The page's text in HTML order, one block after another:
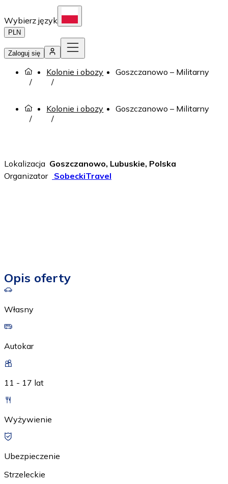
Wybierz język
PLN
Zaloguj się
Kolonie i obozy Goszczanowo – Militarny
Kolonie i obozy Goszczanowo – Militarny
Lokalizacja Goszczanowo, Lubuskie, Polska
Organizator
SobeckiTravel
Opis oferty
Własny
Autokar
11 - 17 lat
Wyżywienie
Ubezpieczenie
Strzeleckie